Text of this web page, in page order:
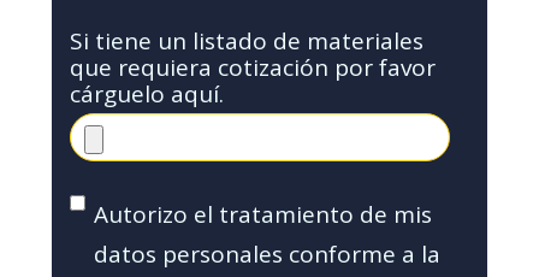
Si tiene un listado de materiales
que requiera cotización por favor
cárguelo aquí.
Autorizo el tratamiento de mis
datos personales conforme a la